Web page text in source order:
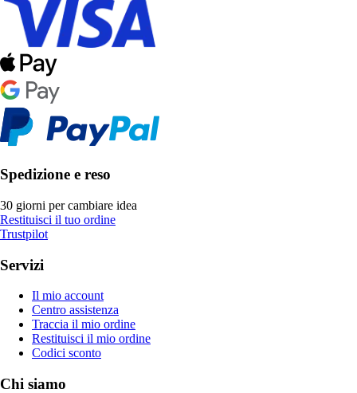
Spedizione e reso
30 giorni per cambiare idea
Restituisci il tuo ordine
Trustpilot
Servizi
Il mio account
Centro assistenza
Traccia il mio ordine
Restituisci il mio ordine
Codici sconto
Chi siamo